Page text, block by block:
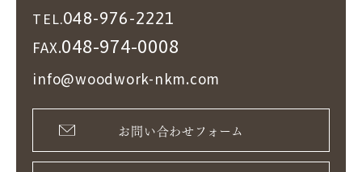
TEL.048-976-2221
FAX.048-974-0008
info@woodwork-nkm.com
お問い合わせフォーム